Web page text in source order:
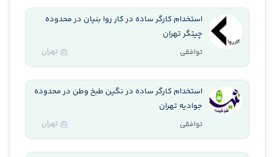
استخدام کارگر ساده در کار روا بنیان در محدوده
چیتگر تهران
توافقی تهران
استخدام کارگر ساده در نگین طبخ وطن در محدوده
جوادیه تهران
توافقی تهران